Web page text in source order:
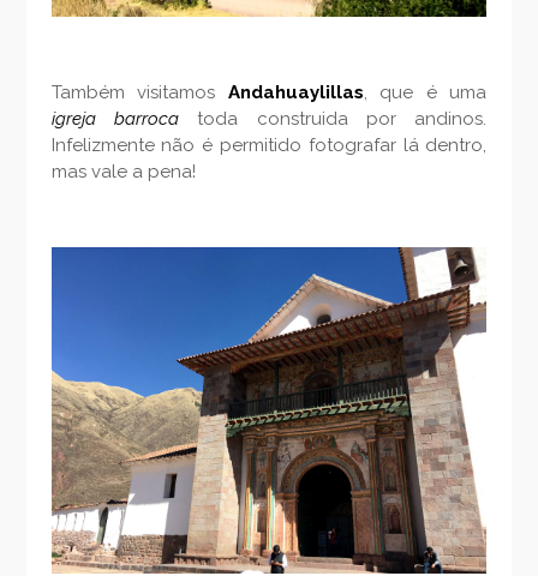
Também visitamos Andahuaylillas , que é uma
igreja barrocatoda construida por andinos.
Infelizmente não é permitido fotografar lá dentro,
mas vale a pena!